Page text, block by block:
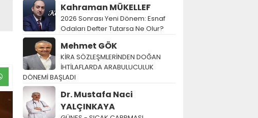
Kahraman MÜKELLEF
2026 Sonrası Yeni Dönem: Esnaf
Odaları Defter Tutarsa Ne Olur?
Mehmet GÖK
KİRA SÖZLEŞMLERİNDEN DOĞAN
İHTİLAFLARDA ARABULUCULUK
DÖNEMİ BAŞLADI
Dr. Mustafa Naci
YALÇINKAYA